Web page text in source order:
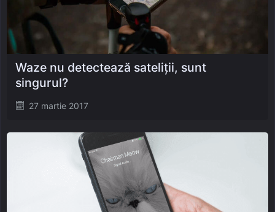
Posted
27 martie 2017
Waze nu detectează sateliții, sunt
singurul?